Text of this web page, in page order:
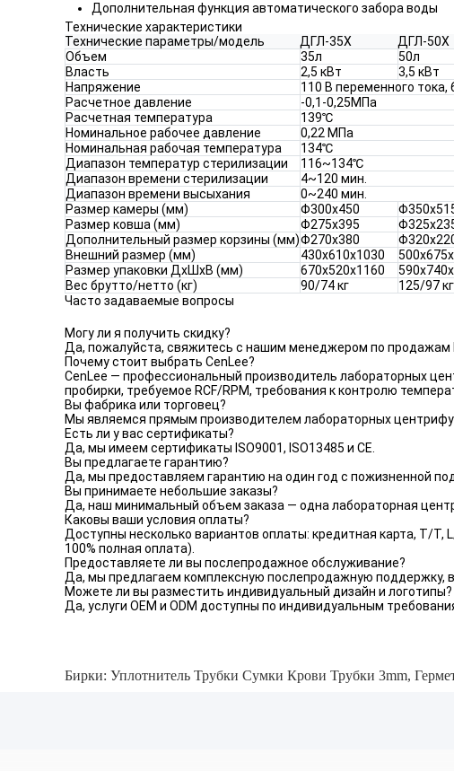
Дополнительная функция автоматического забора воды
Технические характеристики
Технические параметры/модель
ДГЛ-35Х ДГЛ-50Х
Объем
35л 50л
Власть
2,5 кВт 3,5 кВт
Напряжение
110 В переменного тока,
Расчетное давление
-0,1-0,25МПа
Расчетная температура
139℃
Номинальное рабочее давление
0,22 МПа
Номинальная рабочая температура
134℃
Диапазон температур стерилизации
116~134℃
Диапазон времени стерилизации
4~120 мин.
Диапазон времени высыхания
0~240 мин.
Размер камеры (мм)
Φ300x450
Размер ковша (мм)
Φ275x395
Дополнительный размер корзины (мм)Φ270x380
Внешний размер (мм)
430x610x1030
Размер упаковки ДхШхВ (мм)
670x520x1160
Вес брутто/нетто (кг)
90/74 кг 125/97 кг
Часто задаваемые вопросы
Могу ли я получить скидку?
Да, пожалуйста, свяжитесь с нашим менеджером по продажам
Почему стоит выбрать CenLee?
CenLee — профессиональный производитель лабораторных
пробирки, требуемое RCF/RPM, требования к контролю
Вы фабрика или торговец?
Мы являемся прямым производителем лабораторных
Есть ли у вас сертификаты?
Да, мы имеем сертификаты ISO9001, ISO13485 и CE.
Вы предлагаете гарантию?
Да, мы предоставляем гарантию на один год с пожизненной
Вы принимаете небольшие заказы?
Да, наш минимальный объем заказа — одна лабораторная
Каковы ваши условия оплаты?
Доступны несколько вариантов оплаты: кредитная карта, T/T,
100% полная оплата).
Предоставляете ли вы послепродажное обслуживание?
Да, мы предлагаем комплексную послепродажную поддержку,
Можете ли вы разместить индивидуальный дизайн и логотипы?
Да, услуги OEM и ODM доступны по индивидуальным
Бирки: Уплотнитель Трубки Сумки Крови Трубки 3mm,